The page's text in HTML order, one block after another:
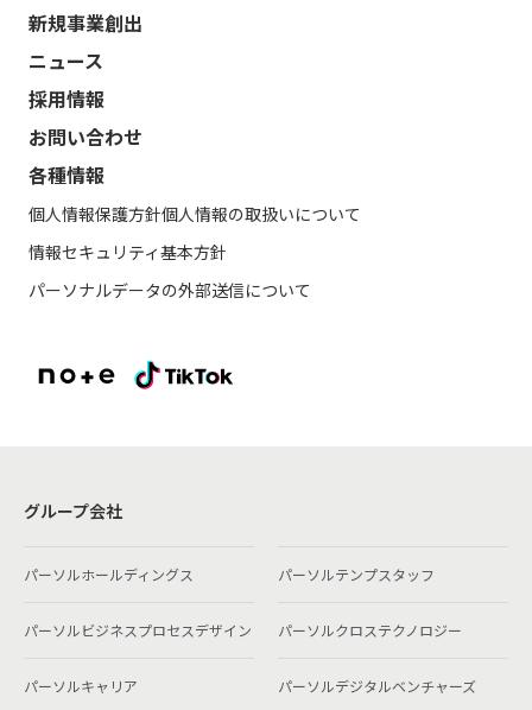
新規事業創出
ニュース
採用情報
お問い合わせ
各種情報
個人情報保護方針個人情報の取扱いについて
情報セキュリティ基本方針
パーソナルデータの外部送信について
グループ会社
パーソルホールディングス パーソルテンプスタッフ
パーソルビジネスプロセスデザイン パーソルクロステクノロジー
パーソルキャリア パーソルデジタルベンチャーズ